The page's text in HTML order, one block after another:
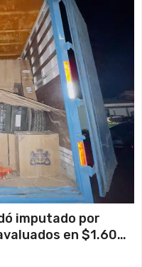
imputado por
en $1.600